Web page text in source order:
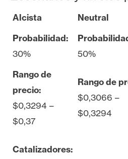
Alcista Neutral
Probabilidad:
30%
50%
Rango de
precio:
$0,3294 –
$0,37
Rango de
$0,3066 –
$0,3294
Catalizadores: